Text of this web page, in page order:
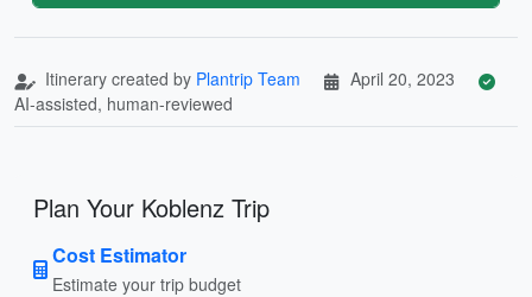
Itinerary created by Plantrip Team
April 20, 2023
AI-assisted, human-reviewed
Plan Your Koblenz Trip
Cost Estimator
Estimate your trip budget